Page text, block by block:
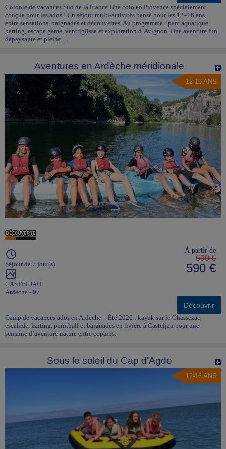
Colonie de vacances Sud de la France Une colo en Provence spécialement
conçue pour les ados ! Un séjour multi-activités pensé pour les 12–16 ans,
entre sensations, baignades et découvertes. Au programme : parc aquatique,
karting, escape game, ventriglisse et exploration d’Avignon. Une aventure fun,
dépaysante et pleine ...
Aventures en Ardèche méridionale
12-16 ANS
Séjour de 7 jour(s)
CASTELJAU
Ardeche - 07
À partir de
690 €
590 €
Découvrir
Camp de vacances ados en Ardèche – Été 2026 : kayak sur le Chassezac,
escalade, karting, paintball et baignades en rivière à Casteljau pour une
semaine d’aventure nature entre copains.
Sous le soleil du Cap d'Agde
12-16 ANS